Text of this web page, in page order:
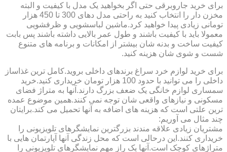
برای خرید جاروبرقی حتی اگر بخواهید یک مدل با کیفیت و البته
مخزن دار را انتخاب کنید به راحتی مدل دهای 300 تا 450 هزار
تومانی زیادی پیدا خواهید کرد.ماشین لباسشویی و ظرفشویی
معمولا باید با کیفیت باشند و طول عمر بالایی داشته باشند پس بابت
کیفیت ساخت و بدنه شان بیشتر از امکانات و برنامه های متنوع
شست و شوی شان هزینه کنید.
برای خرید لوازم خرد سراغ برندهای داخلی بروید.کامل ترین غذاساز
داخلی را می توانید با حدود 100 هزار تومان خریداری کنید.خرید
سمساری لوازم خانگی یک ضعف بزرگ دارند.آنها به متراژ فضای
مسکونی و نیازهای واقعی شان توجه نمی کنند.همین موضوع عمده
ترین علتی است که هزینه های اضافه به آنها تحمیل می کند.برایتان
چند مثال می آوریم:
مشتریان زیادی علاقه مندند بزرگترین نمایشگرهای تلویزیونی را
خریداری کنند.این درحالی است که محل زندگی آنها آپارتمان هایی با
متراژهای کوچک است.آنها یک راز مهم نمایشگرهای تلویزیونی را